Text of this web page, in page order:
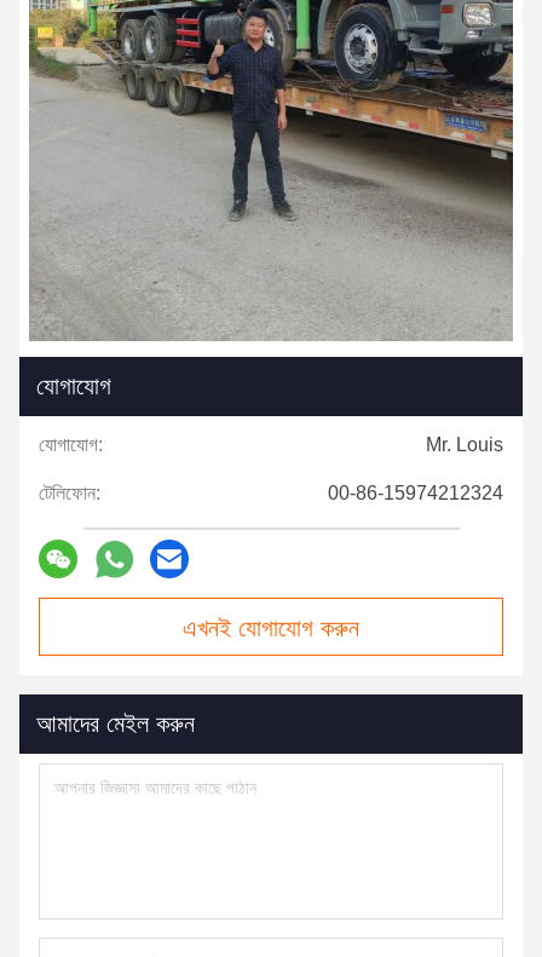
যোগাযোগ
যোগাযোগ: Mr. Louis
টেলিফোন: 00-86-15974212324
এখনই যোগাযোগ করুন
আমাদের মেইল করুন